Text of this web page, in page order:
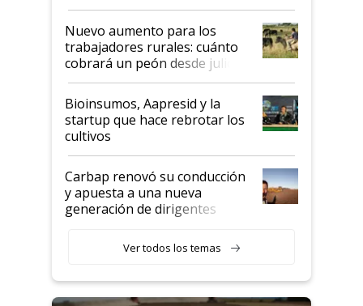
Nuevo aumento para los
trabajadores rurales: cuánto
cobrará un peón desde julio
Bioinsumos, Aapresid y la
startup que hace rebrotar los
cultivos
Carbap renovó su conducción
y apuesta a una nueva
generación de dirigentes
Ver todos los temas